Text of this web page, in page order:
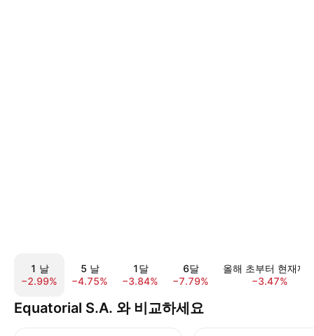
1 날
−2.99%
5 날
−4.75%
1달
−3.84%
6달
−7.79%
올해 초부터 현재까
−3.47%
Equatorial S.A. 와 비교하세요